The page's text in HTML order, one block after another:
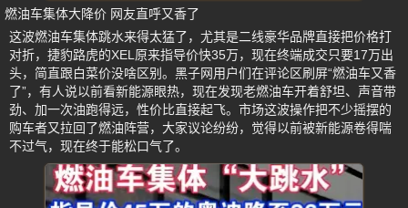
燃油车集体大降价 网友直呼又香了
这波燃油车集体跳水来得太猛了，尤其是二线豪华品牌直接把价格打
对折，捷豹路虎的XEL原来指导价快35万，现在终端成交只要17万出
头，简直跟白菜价没啥区别。黑子网用户们在评论区刷屏“燃油车又香
了”，有人说以前看新能源眼热，现在发现老燃油车开着舒坦、声音带
劲、加一次油跑得远，性价比直接起飞。市场这波操作把不少摇摆的
购车者又拉回了燃油阵营，大家议论纷纷，觉得以前被新能源卷得喘
不过气，现在终于能松口气了。